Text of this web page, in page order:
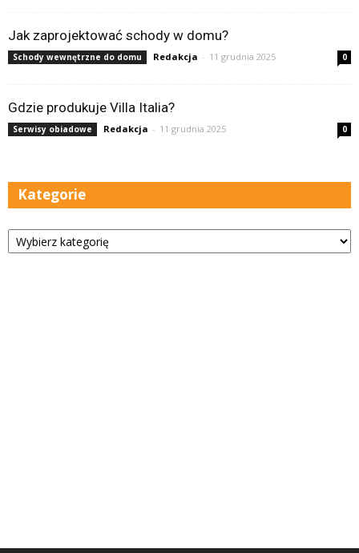
Jak zaprojektować schody w domu?
Schody wewnętrzne do domu Redakcja - 11 grudnia 2025 0
Gdzie produkuje Villa Italia?
Serwisy obiadowe Redakcja - 11 grudnia 2025 0
Kategorie
Kategorie